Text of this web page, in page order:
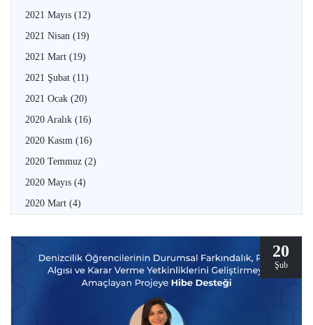
2021 Mayıs (12)
2021 Nisan (19)
2021 Mart (19)
2021 Şubat (11)
2021 Ocak (20)
2020 Aralık (16)
2020 Kasım (16)
2020 Temmuz (2)
2020 Mayıs (4)
2020 Mart (4)
20
Şub